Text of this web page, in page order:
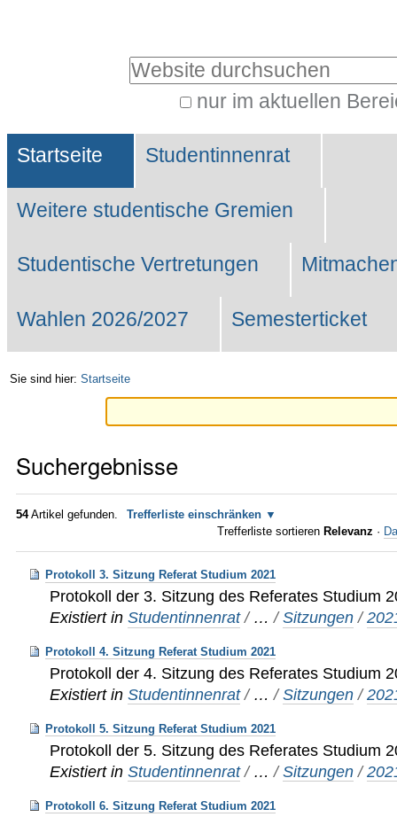
Website durchsuchen
nur im aktuellen
Suche…
Sektionen
Startseite Studentinnenrat
Weitere studentische Gremien
Studentische Vertretungen
Wahlen 2026/2027 Semesterticket
Sie sind hier: Startseite
Suchergebnisse
54Artikel gefunden.
Trefferliste einschränken
Trefferliste sortieren Relevanz ·
Protokoll 3. Sitzung Referat Studium 2021
Protokoll der 3. Sitzung des Referates Studium
Existiert in Studentinnenrat / …/Sitzungen /
Protokoll 4. Sitzung Referat Studium 2021
Protokoll der 4. Sitzung des Referates Studium
Existiert in Studentinnenrat / …/Sitzungen /
Protokoll 5. Sitzung Referat Studium 2021
Protokoll der 5. Sitzung des Referates Studium
Existiert in Studentinnenrat / …/Sitzungen /
Protokoll 6. Sitzung Referat Studium 2021